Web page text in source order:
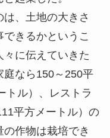
は、土地の大きさ
きるかというこ
々に伝えていきた
庭なら150～250平
トル）、レストラ
平方メートル）の
作物は栽培でき